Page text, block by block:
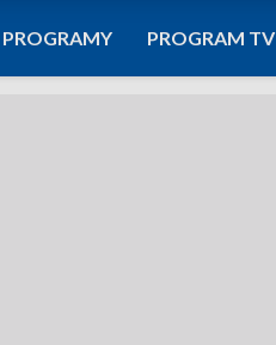
PROGRAMY PROGRAM TV